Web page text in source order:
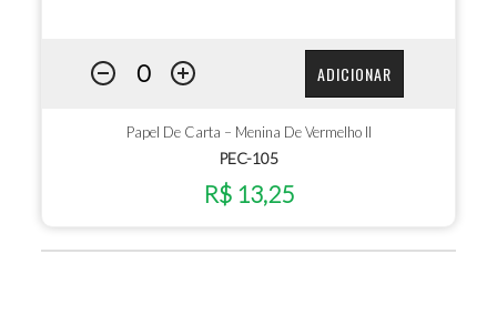
ADICIONAR
Papel De Carta – Menina De Vermelho II
PEC-105
R$ 13,25